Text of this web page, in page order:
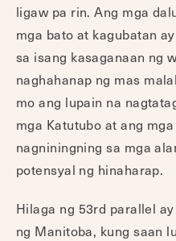
ligaw pa rin. Ang mga
mga bato at kagubatan
sa isang kasaganaan ng
naghahanap ng mas
mo ang lupain na
mga Katutubo at ang
nagniningning sa mga
potensyal ng hinaharap.
Hilaga ng 53rd parallel
ng Manitoba, kung saan